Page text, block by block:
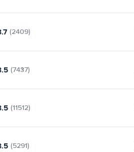
(2409)
(7437)
(11512)
(5291)